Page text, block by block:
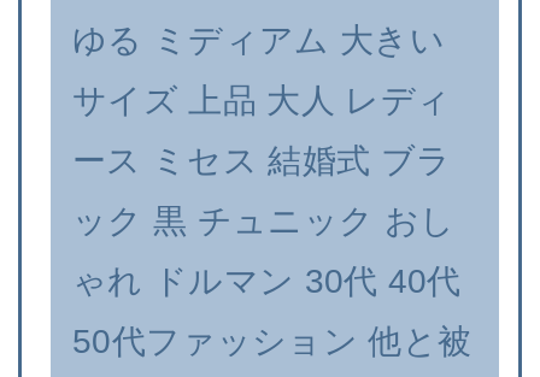
ゆる ミディアム 大きい
サイズ 上品 大人 レディ
ース ミセス 結婚式 ブラ
ック 黒 チュニック おし
ゃれ ドルマン 30代 40代
50代ファッション 他と被